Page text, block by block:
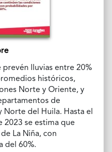
prevén lluvias entre 20%
históricos,
Norte y Oriente, y
de
Norte del Huila. Hasta el
2023 se estima que
La Niña, con
del 60%.